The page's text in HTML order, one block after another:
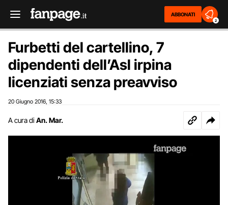
ABBONATI
2
Furbetti del cartellino, 7
dipendenti dell’Asl irpina
licenziati senza preavviso
20 Giugno 2016 15:33
A cura di An. Mar.